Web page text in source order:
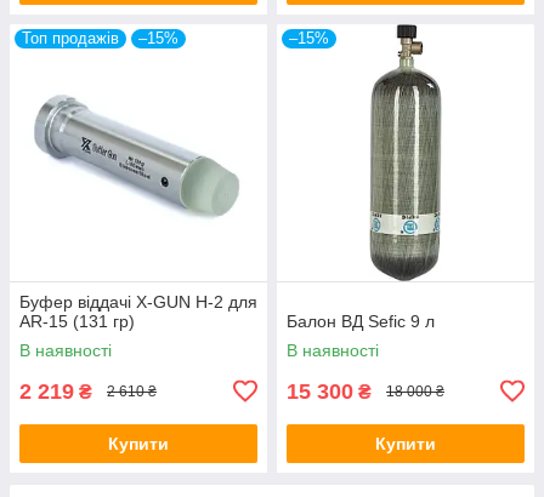
Топ продажів –15%
Буфер віддачі X-GUN H-2 для
AR-15 (131 гр)
В наявності
2 219 ₴ 2 610 ₴
Купити
–15%
Балон ВД Sefic 9 л
В наявності
15 300 ₴ 18 000 ₴
Купити